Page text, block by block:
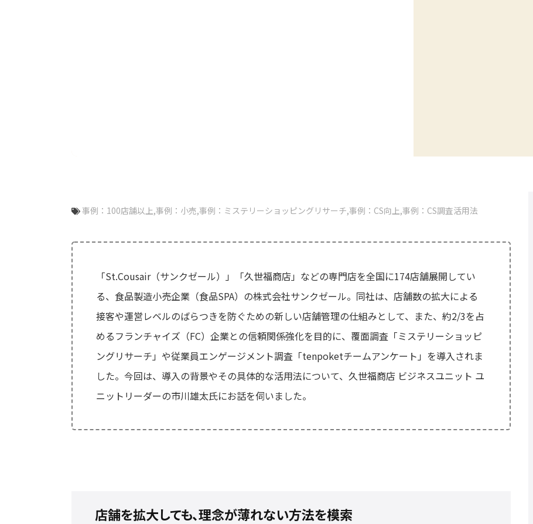
事例：100店舗以上 事例：小売 事例：ミステリーショッピングリサーチ 事例：CS向上 事例：CS調査活用法
「St.Cousair（サンクゼール）」「久世福商店」などの専門店を全国に174店舗展開してい
る、食品製造小売企業（食品SPA）の株式会社サンクゼール。同社は、店舗数の拡大による
接客や運営レベルのばらつきを防ぐための新しい店舗管理の仕組みとして、また、約2/3を占
めるフランチャイズ（FC）企業との信頼関係強化を目的に、覆面調査「ミステリーショッピ
ングリサーチ」や従業員エンゲージメント調査「tenpoketチームアンケート」を導入されま
した。今回は、導入の背景やその具体的な活用法について、久世福商店 ビジネスユニット ユ
ニットリーダーの市川雄太氏にお話を伺いました。
店舗を拡大しても、理念が薄れない方法を模索